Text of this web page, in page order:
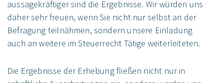
aussagekräftiger sind die Ergebnisse. Wir würden uns
daher sehr freuen, wenn Sie nicht nur selbst an der
Befragung teilnähmen, sondern unsere Einladung
auch an weitere im Steuerrecht Tätige weiterleiteten.
Die Ergebnisse der Erhebung fließen nicht nur in